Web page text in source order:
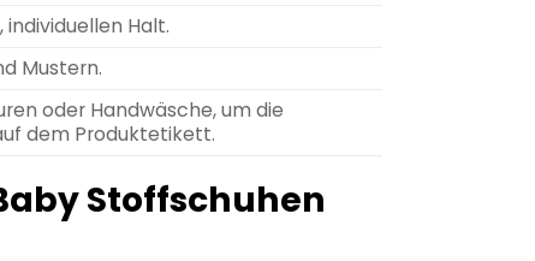
Halt.
Mustern.
oder Handwäsche, um die
dem Produktetikett.
Stoffschuhen